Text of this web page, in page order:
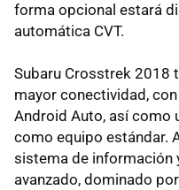
forma opcional estará
automática CVT.
Subaru Crosstrek 2018
mayor conectividad,
Android Auto, así como
como equipo estándar.
sistema de información
avanzado, dominado por